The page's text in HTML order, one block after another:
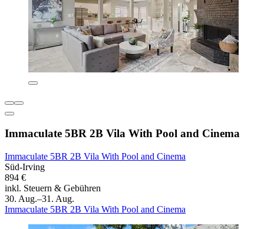
Immaculate 5BR 2B Vila With Pool and Cinema
Immaculate 5BR 2B Vila With Pool and Cinema
Süd-Irving
894 €
inkl. Steuern & Gebühren
30. Aug.–31. Aug.
Immaculate 5BR 2B Vila With Pool and Cinema